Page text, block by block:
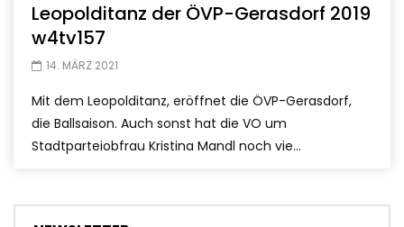
Leopolditanz der ÖVP-Gerasdorf 2019
w4tv157
14. MÄRZ 2021
Mit dem Leopolditanz, eröffnet die ÖVP-Gerasdorf,
die Ballsaison. Auch sonst hat die VO um
Stadtparteiobfrau Kristina Mandl noch vie...